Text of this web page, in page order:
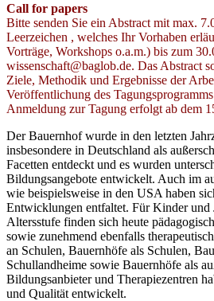
Call for papers
Bitte senden Sie ein Abstract mit max.
Leerzeichen , welches Ihr Vorhaben
Vorträge, Workshops o.a.m.) bis zum
wissenschaft@baglob.de. Das Abstract
Ziele, Methodik und Ergebnisse der
Veröffentlichung des
Anmeldung zur Tagung erfolgt ab dem
Der Bauernhof wurde in den letzten
insbesondere in Deutschland als
Facetten entdeckt und es wurden
Bildungsangebote entwickelt. Auch im
wie beispielsweise in den USA haben
Entwicklungen entfaltet. Für Kinder und
Altersstufe finden sich heute
sowie zunehmend ebenfalls
an Schulen, Bauernhöfe als Schulen,
Schullandheime sowie Bauernhöfe als
Bildungsanbieter und Therapiezentren
und Qualität entwickelt.